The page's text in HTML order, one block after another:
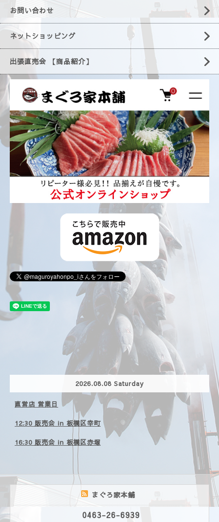
お問い合わせ
ネットショッピング
出張直売会 【商品紹介】
2026.08.08 Saturday
直営店 営業日
12:30 販売会 in 板橋区幸町
16:30 販売会 in 板橋区赤塚
まぐろ家本舗
0463-26-6939